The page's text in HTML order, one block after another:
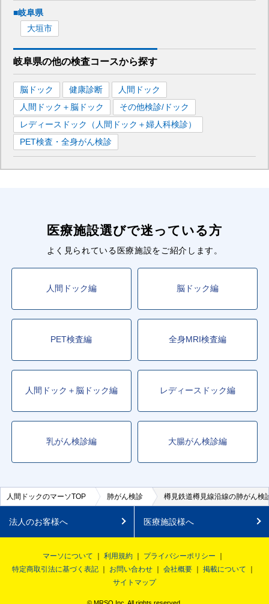
■岐阜県
大垣市
岐阜県の他の検査コースから探す
脳ドック 健康診断
人間ドック
人間ドック＋脳ドック
その他検診/ドック
レディースドック（人間ドック＋婦人科検診）
PET検査・全身がん検診
医療施設選びで迷っている方
よく見られている医療施設をご紹介します。
人間ドック編 脳ドック編
PET検査編 全身MRI検査編
人間ドック＋脳ドック編 レディースドック編
乳がん検診編 大腸がん検診編
人間ドックのマーソTOP 肺がん検診 樽見鉄道樽見線沿線の肺がん検
法人のお客様へ 医療施設様へ
マーソについて 利用規約
プライバシーポリシー
特定商取引法に基づく表記
お問い合わせ 会社概要
掲載について
サイトマップ